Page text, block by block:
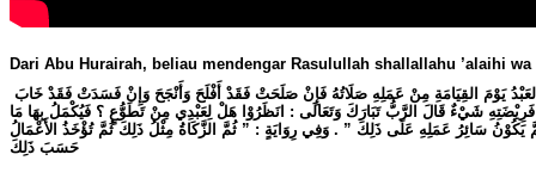
Dari Abu Hurairah, beliau mendengar Rasulullah shallallahu ’alaihi
شَيْءٌ قَالَ الرَّبُّ تَبَارَكَ وَتَعَالَى : انَظَرُوْا هَلْ لِعَبْدِي مِنْ تَطَوُّعٍ ؟ فَيُكْمَلُ بِهَا مَا
يَكُوْنُ سَائِرُ عَمَلِهِ عَلَى ذَلِكَ ” . وَفِي رِوَايَةٍ : ” ثُمَّ الزَّكَاةُ مِثْلُ ذَلِكَ ثُمَّ تُؤْخَذُ الأَعْمَالُ
حَسَبَ ذَلِكَ